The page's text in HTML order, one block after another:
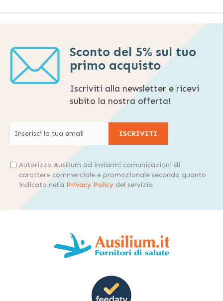
Sconto del 5% sul tuo
primo acquisto
Iscriviti alla newsletter e ricevi
subito la nostra offerta!
ISCRIVITI
Autorizzo Ausilium ad inviarmi comunicazioni di
carattere commerciale e promozionale secondo quanto
indicato nella Privacy Policy del servizio